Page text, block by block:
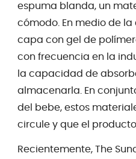
espuma blanda, un
cómodo. En medio de la
capa con gel de
con frecuencia en la
la capacidad de
almacenarla. En
del bebe, estos
circule y que el
Recientemente, The